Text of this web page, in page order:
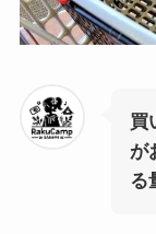
買
が
る